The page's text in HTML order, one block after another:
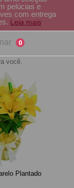
pelúcias e
com entrega
Leia mais
0
você.
Plantado